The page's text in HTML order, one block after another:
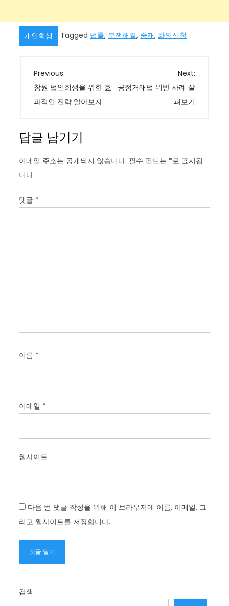
개인회생 Tagged 법률, 분쟁해결, 중재,화의신청
글
탐
색
Previous:
창원 법인회생을 위한 효
과적인 전략 알아보자
Next:
공정거래법 위반 사례 살
펴보기
답글 남기기
이메일 주소는 공개되지 않습니다. 필수 필드는 *로 표시됩
니다
댓글 *
이름 *
이메일 *
웹사이트
다음 번 댓글 작성을 위해 이 브라우저에 이름, 이메일, 그
리고 웹사이트를 저장합니다.
검색